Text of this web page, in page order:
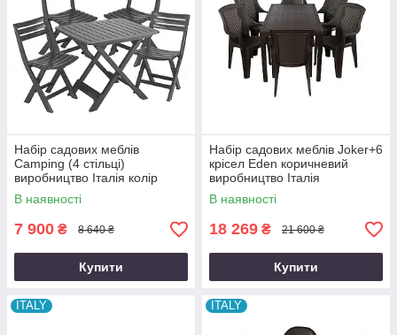
Набір садових меблів
Camping (4 стільці)
виробництво Італія колір
антрацит
В наявності
7 900 ₴ 8 640 ₴
Купити
Набір садових меблів Joker+6
крісел Eden коричневий
виробництво Італія
В наявності
18 269 ₴ 21 600 ₴
Купити
ITALY ITALY